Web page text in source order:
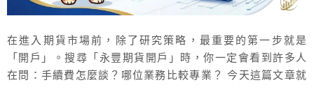
在進入期貨市場前，除了研究策略，最重要的第一步就是
「開戶」。搜尋「永豐期貨開戶」時，你一定會看到許多人
在問：手續費怎麼談？哪位業務比較專業？ 今天這篇文章就